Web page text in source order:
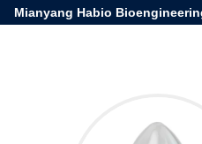
Mianyang Habio